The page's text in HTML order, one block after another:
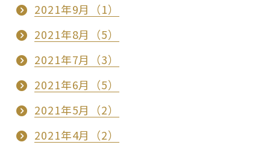
2021年9月（1）
2021年8月（5）
2021年7月（3）
2021年6月（5）
2021年5月（2）
2021年4月（2）